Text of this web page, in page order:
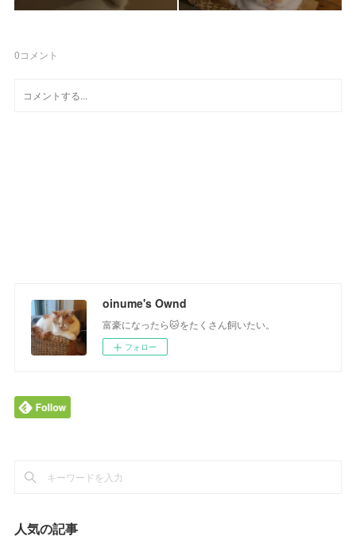
0コメント
oinume's Ownd
富豪になったら🐱をたくさん飼いたい。
フォロー
人気の記事